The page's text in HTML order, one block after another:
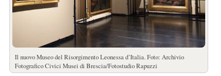
Il nuovo Museo del Risorgimento Leonessa d’Italia. Foto: Archivio
Fotografico Civici Musei di Brescia/Fotostudio Rapuzzi